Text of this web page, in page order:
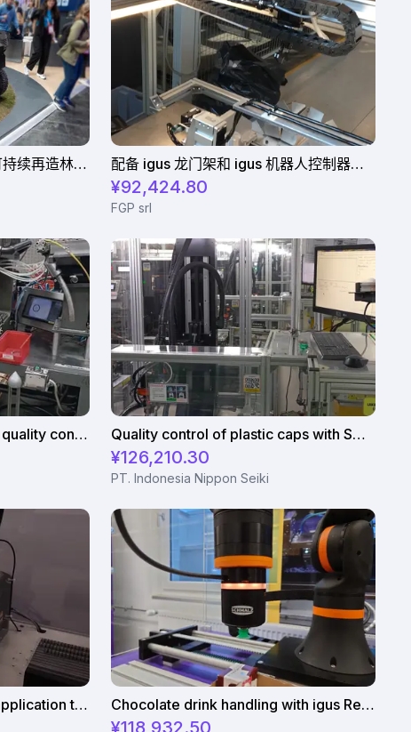
EcoPlant Hybrid：高效、可持续再造林的零排放解决方案 配备 igus 龙门架和 igus 机器人控制器的臂轨折弯系统
¥92,424.80
FGP srl
Automated ring insert and quality control with SCARA robot Quality control of plastic caps with SCARA robot
¥126,210.30
PT. Indonesia Nippon Seiki
Pick and place customer application test with Omron's i4L Scara Chocolate drink handling with igus ReBeL on 7th axis
¥118,932.50